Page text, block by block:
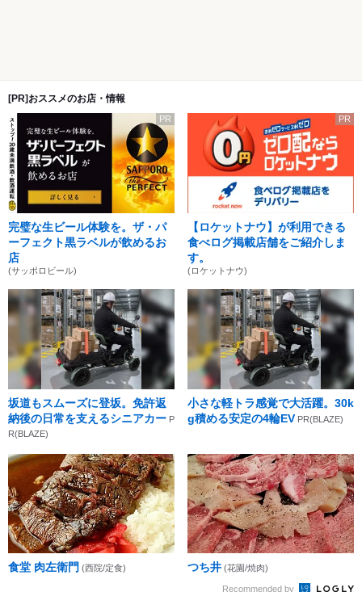
[PR]おススメのお店・情報
PR
完璧な生ビール体験を。ザ・パ
ーフェクト黒ラベルが飲めるお
店
(サッポロビール)
PR
【ロケットナウ】が利用できる
食べログ掲載店舗をご紹介しま
す。
(ロケットナウ)
坂道もスムーズに登坂。免許返
納後の日常を支えるシニアカー P
R(BLAZE)
小さな軽トラ感覚で大活躍。30k
g積める安定の4輪EV PR(BLAZE)
食堂 肉左衛門 (西院/定食) つち井 (花園/焼肉)
Recommended by